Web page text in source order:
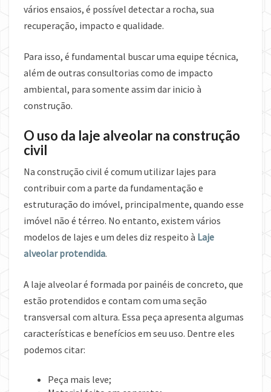
vários ensaios, é possível detectar a rocha, sua
recuperação, impacto e qualidade.
Para isso, é fundamental buscar uma equipe técnica,
além de outras consultorias como de impacto
ambiental, para somente assim dar inicio à
construção.
O uso da laje alveolar na construção
civil
Na construção civil é comum utilizar lajes para
contribuir com a parte da fundamentação e
estruturação do imóvel, principalmente, quando esse
imóvel não é térreo. No entanto, existem vários
modelos de lajes e um deles diz respeito à Laje
alveolar protendida.
A laje alveolar é formada por painéis de concreto, que
estão protendidos e contam com uma seção
transversal com altura. Essa peça apresenta algumas
características e benefícios em seu uso. Dentre eles
podemos citar:
Peça mais leve;